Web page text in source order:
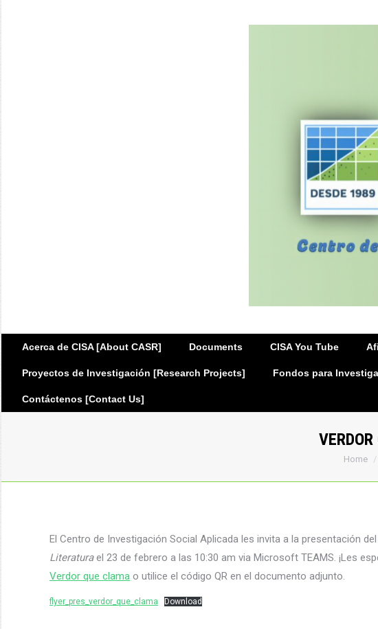
Acerca de CISA [About CASR] Documents CISA You Tube
Proyectos de Investigación [Research Projects] Fondos para
Contáctenos [Contact Us]
You
Home
El Centro de Investigación Social Aplicada les invita a la presentación
Literaturael 23 de febrero a las 10:30 am via Microsoft TEAMS. ¡Les
Verdor que clama o utilice el código QR en el documento adjunto.
flyer_pres_verdor_que_clama Download